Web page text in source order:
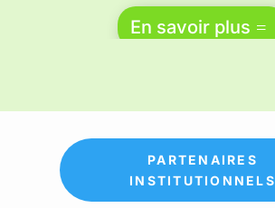
En savoir plus
PARTENAIRES
INSTITUTIONNELS